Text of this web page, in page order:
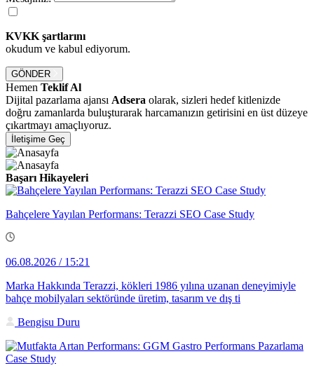
KVKK şartlarını
okudum ve kabul ediyorum.
GÖNDER
Hemen Teklif Al
Dijital pazarlama ajansı Adsera olarak, sizleri hedef kitlenizde
doğru zamanlarda buluşturarak harcamanızın getirisini en üst düzeye
çıkartmayı amaçlıyoruz.
İletişime Geç
Başarı Hikayeleri
Bahçelere Yayılan Performans: Terazzi SEO Case Study
06.08.2026 / 15:21
Marka Hakkında Terazzi, kökleri 1986 yılına uzanan deneyimiyle
bahçe mobilyaları sektöründe üretim, tasarım ve dış ti
Bengisu Duru